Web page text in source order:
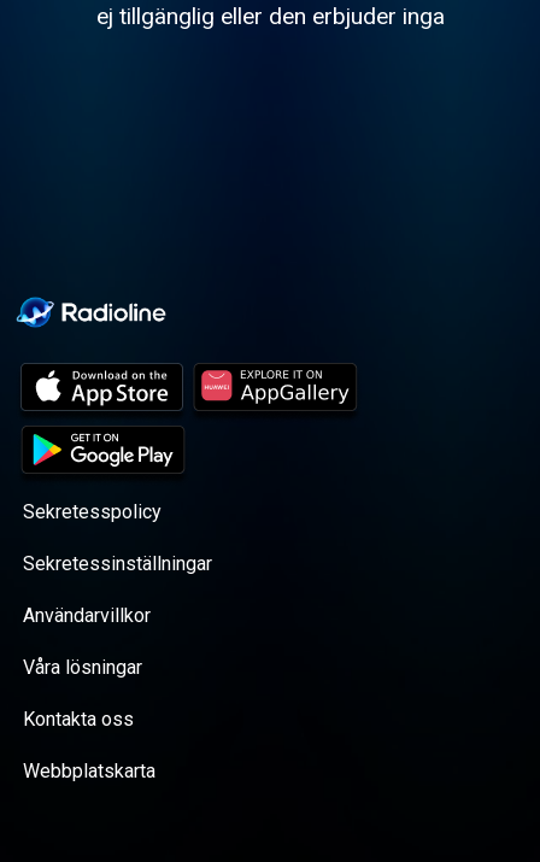
ej tillgänglig eller den erbjuder inga
Sekretesspolicy
Sekretessinställningar
Användarvillkor
Våra lösningar
Kontakta oss
Webbplatskarta